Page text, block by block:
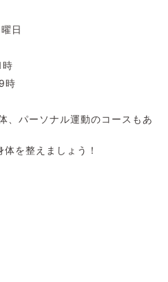
日
時
、パーソナル運動のコースもあ
を整えましょう！